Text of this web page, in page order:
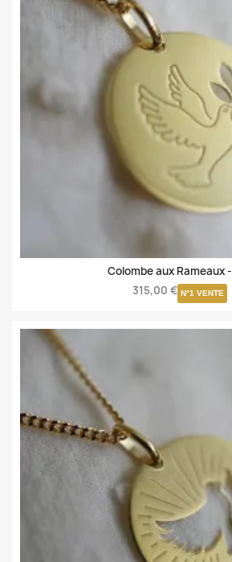
Colombe aux Rameaux -
315,00 € N°1 VENTE